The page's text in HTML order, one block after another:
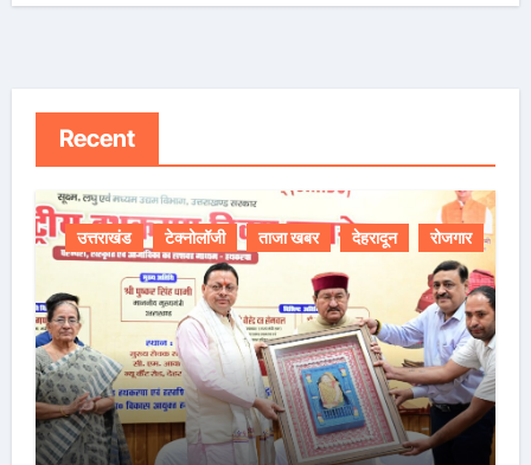
Recent
उत्तराखंड टेक्नोलॉजी ताजा खबर देहरादून रोजगार